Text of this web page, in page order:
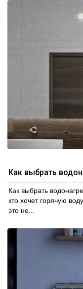
Как выбрать
Как выбрать
кто хочет горячую
это не...